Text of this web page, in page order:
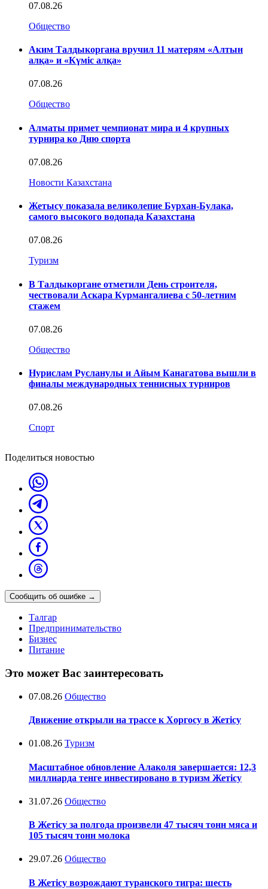
07.08.26
Общество
Аким Талдыкоргана вручил 11 матерям «Алтын
алқа» и «Күміс алқа»
07.08.26
Общество
Алматы примет чемпионат мира и 4 крупных
турнира ко Дню спорта
07.08.26
Новости Казахстана
Жетысу показала великолепие Бурхан-Булака,
самого высокого водопада Казахстана
07.08.26
Туризм
В Талдыкоргане отметили День строителя,
чествовали Аскара Курмангалиева с 50-летним
стажем
07.08.26
Общество
Нурислам Русланулы и Айым Канагатова вышли в
финалы международных теннисных турниров
07.08.26
Спорт
Поделиться новостью
Сообщить об ошибке →
Талгар
Предпринимательство
Бизнес
Питание
Это может Вас заинтересовать
07.08.26 Общество
Движение открыли на трассе к Хоргосу в Жетісу
01.08.26 Туризм
Масштабное обновление Алаколя завершается: 12,3
миллиарда тенге инвестировано в туризм Жетісу
31.07.26 Общество
В Жетісу за полгода произвели 47 тысяч тонн мяса и
105 тысяч тонн молока
29.07.26 Общество
В Жетісу возрождают туранского тигра: шесть